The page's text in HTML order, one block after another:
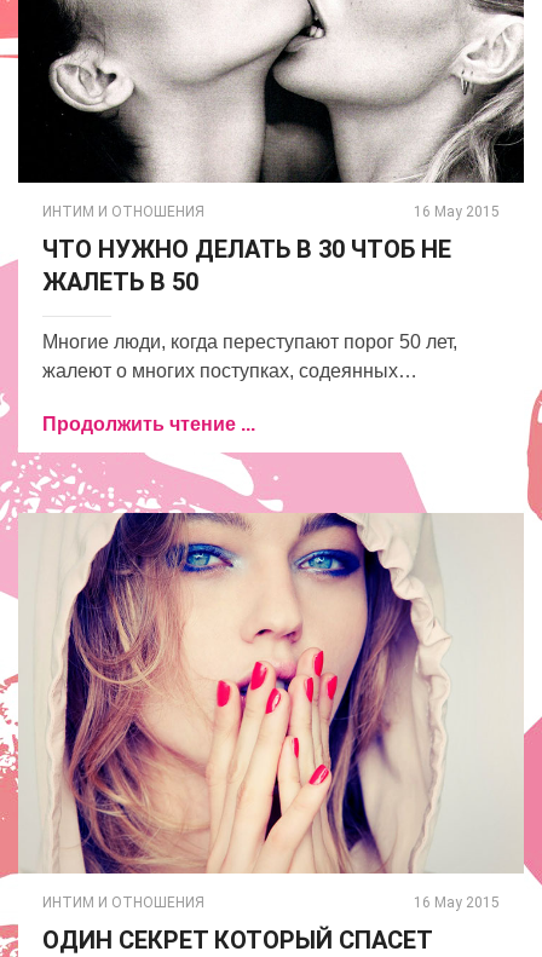
ИНТИМ И ОТНОШЕНИЯ 16 May 2015
ЧТО НУЖНО ДЕЛАТЬ В 30 ЧТОБ НЕ
ЖАЛЕТЬ В 50
Многие люди, когда переступают порог 50 лет,
жалеют о многих поступках, содеянных…
Продолжить чтение ...
ИНТИМ И ОТНОШЕНИЯ 16 May 2015
ОДИН СЕКРЕТ КОТОРЫЙ СПАСЕТ